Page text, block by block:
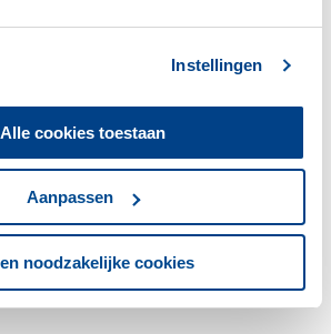
Instellingen
Alle cookies toestaan
Aanpassen
noodzakelijke cookies
zouden laten vallen. Dhr.
zijn zorg over het verdwijnen
Technologieontwikkeling
aldus dhr. Vilsack, maar de
toegankelijkheid tot kapitaal
groot én klein, om de
te kunnen doen. Hij
een pleidooi voor versterking van
in de VS, iets wat goed
gedreven organisatie als IDF.